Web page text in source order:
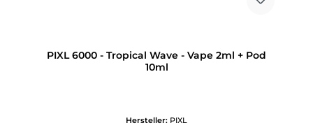
PIXL 6000 - Tropical Wave - Vape 2ml + Pod
10ml
Hersteller: PIXL